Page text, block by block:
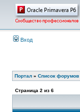
Вход
Портал » Список форумов
Страница 2 из 6